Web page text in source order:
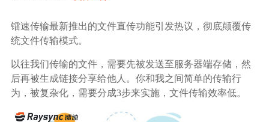
镭速FTP加速
数据同步
内外网文件交换
生态合作
关于镭速
帮助中心
镭速传输最新推出的文件直传功能引发热议，彻底颠覆传
统文件传输模式。
以往我们传输的文件，需要先被发送至服务器端存储，然
后再被生成链接分享给他人。你和我之间简单的传输行
为，被复杂化，需要分成3步来实施，文件传输效率低。